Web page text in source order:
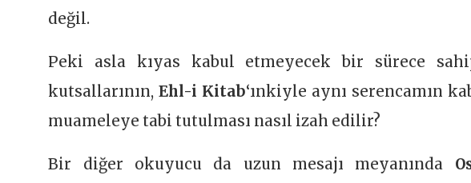
değil.
Peki asla kıyas kabul etmeyecek bir sürece
kutsallarının,Ehl-i Kitab‘ınkiyle aynı serencamın
muameleye tabi tutulması nasıl izah edilir?
Bir diğer okuyucu da uzun mesajı meyanında